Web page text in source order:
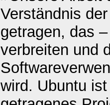
Verständnis
getragen, das
verbreiten und
wird. Ubuntu